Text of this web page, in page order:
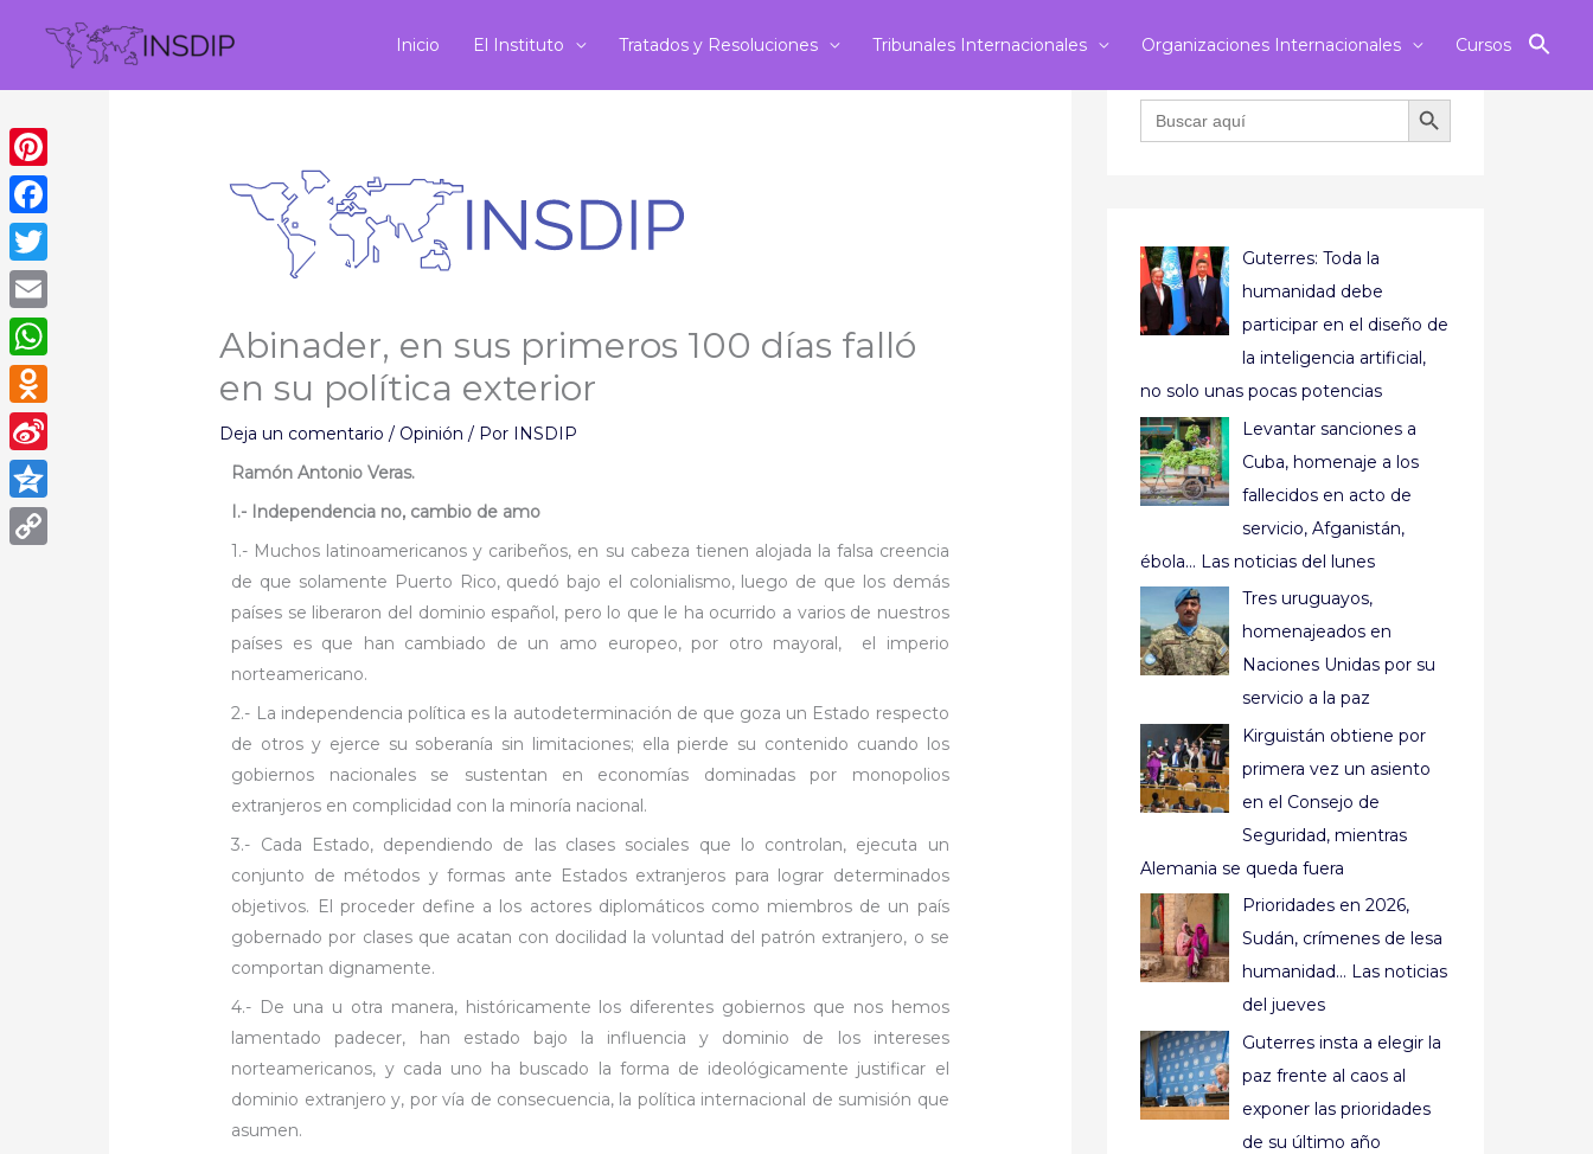
contenido
Inicio El Instituto Tratados y Resoluciones Tribunales Internacionales Organizaciones Internacionales Cursos
Abinader, en sus primeros 100 días falló
en su política exterior
Deja un comentario / Opinión / Por INSDIP
Ramón Antonio Veras.
I.- Independencia no, cambio de amo
1.- Muchos latinoamericanos y caribeños, en su cabeza tienen alojada la falsa creencia
de que solamente Puerto Rico, quedó bajo el colonialismo, luego de que los demás
países se liberaron del dominio español, pero lo que le ha ocurrido a varios de nuestros
países es que han cambiado de un amo europeo, por otro mayoral, el imperio
norteamericano.
2.- La independencia política es la autodeterminación de que goza un Estado respecto
de otros y ejerce su soberanía sin limitaciones; ella pierde su contenido cuando los
gobiernos nacionales se sustentan en economías dominadas por monopolios
extranjeros en complicidad con la minoría nacional.
3.- Cada Estado, dependiendo de las clases sociales que lo controlan, ejecuta un
conjunto de métodos y formas ante Estados extranjeros para lograr determinados
objetivos. El proceder define a los actores diplomáticos como miembros de un país
gobernado por clases que acatan con docilidad la voluntad del patrón extranjero, o se
comportan dignamente.
4.- De una u otra manera, históricamente los diferentes gobiernos que nos hemos
lamentado padecer, han estado bajo la influencia y dominio de los intereses
norteamericanos, y cada uno ha buscado la forma de ideológicamente justificar el
dominio extranjero y, por vía de consecuencia, la política internacional de sumisión que
asumen.
Buscar: BOTÓN DE BÚSQUEDA
Guterres: Toda la
humanidad debe
participar en el diseño de
la inteligencia artificial,
no solo unas pocas potencias
Levantar sanciones a
Cuba, homenaje a los
fallecidos en acto de
servicio, Afganistán,
ébola… Las noticias del lunes
Tres uruguayos,
homenajeados en
Naciones Unidas por su
servicio a la paz
Kirguistán obtiene por
primera vez un asiento
en el Consejo de
Seguridad, mientras
Alemania se queda fuera
Prioridades en 2026,
Sudán, crímenes de lesa
humanidad… Las noticias
del jueves
Guterres insta a elegir la
paz frente al caos al
exponer las prioridades
de su último año
Pinterest
Facebook
Twitter
Email
WhatsApp
Odnoklassniki
Sina
Weibo
Qzone